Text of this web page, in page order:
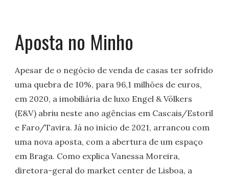
Aposta no Minho
Apesar de o negócio de venda de casas ter sofrido
uma quebra de 10%, para 96,1 milhões de euros,
em 2020, a imobiliária de luxo Engel & Völkers
(E&V) abriu neste ano agências em Cascais/Estoril
e Faro/Tavira. Já no início de 2021, arrancou com
uma nova aposta, com a abertura de um espaço
em Braga. Como explica Vanessa Moreira,
diretora-geral do market center de Lisboa, a